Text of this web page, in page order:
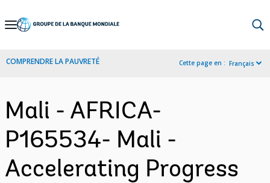
Skip
Navigation
COMPRENDRE LA PAUVRETÉ Cette page en : Français
Mali - AFRICA-
P165534- Mali -
Accelerating Progress